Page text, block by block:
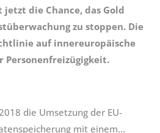
die Chance, das Gold
zu stoppen. Die
auf innereuropäische
Personenfreizügigkeit.
die Umsetzung der EU-
mit einem…